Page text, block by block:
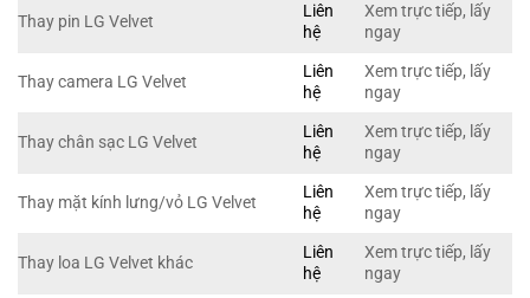
Thay pin LG Velvet
Liên
hệ
Xem trực tiếp, lấy
ngay
Thay camera LG Velvet
Liên
hệ
Xem trực tiếp, lấy
ngay
Thay chân sạc LG Velvet
Liên
hệ
Xem trực tiếp, lấy
ngay
Thay mặt kính lưng/vỏ LG Velvet
Liên
hệ
Xem trực tiếp, lấy
ngay
Thay loa LG Velvet khác
Liên
hệ
Xem trực tiếp, lấy
ngay